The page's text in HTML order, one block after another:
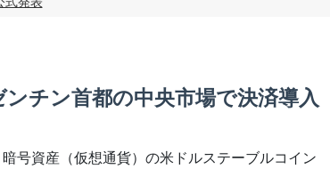
ンチン首都の中央市場で決済導入
暗号資産（仮想通貨）の米ドルステーブルコイン